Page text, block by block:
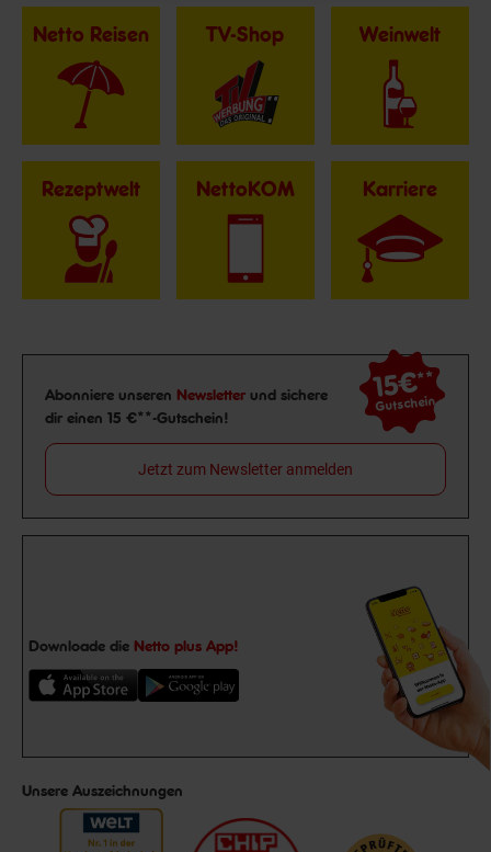
Netto Reisen TV-Shop Weinwelt
Rezeptwelt NettoKOM Karriere
Newsletter Anmeldung
Abonniere unseren Newsletter und sichere
dir einen 15 €**-Gutschein!
15€**
Gutschein
Jetzt zum Newsletter anmelden
Downloade die Netto plus App!
Unsere Auszeichnungen